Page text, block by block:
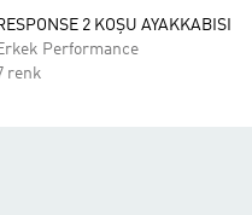
2 KOŞU AYAKKABISI
Performance
renk